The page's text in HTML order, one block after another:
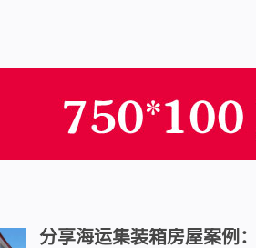
分享海运集装箱房屋案例